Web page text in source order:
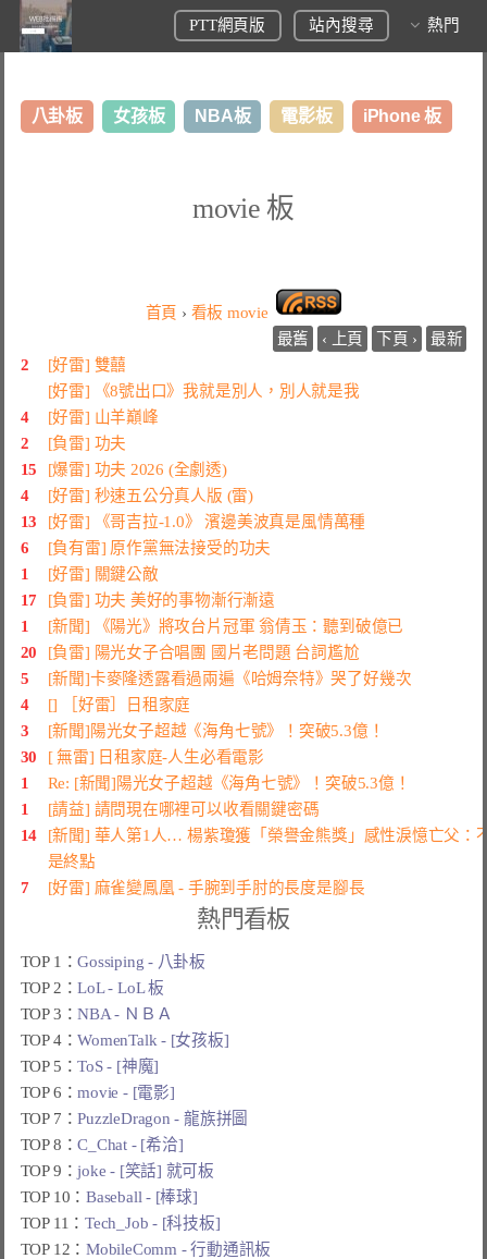
PTT網頁版 站內搜尋 熱門
八卦板 女孩板 NBA板 電影板 iPhone 板
movie 板
首頁 › 看板 movie
最舊
‹ 上頁 下頁 ›
最新
2
[好雷] 雙囍
[好雷] 《8號出口》我就是別人，別人就是我
4
[好雷] 山羊巔峰
2
[負雷] 功夫
15
[爆雷] 功夫 2026 (全劇透)
4
[好雷] 秒速五公分真人版 (雷)
13
[好雷] 《哥吉拉-1.0》 濱邊美波真是風情萬種
6
[負有雷] 原作黨無法接受的功夫
1
[好雷] 關鍵公敵
17
[負雷] 功夫 美好的事物漸行漸遠
1
[新聞] 《陽光》將攻台片冠軍 翁倩玉：聽到破億已
20
[負雷] 陽光女子合唱團 國片老問題 台詞尷尬
5
[新聞]卡麥隆透露看過兩遍《哈姆奈特》哭了好幾次
4
[] ［好雷］日租家庭
3
[新聞]陽光女子超越《海角七號》！突破5.3億！
30
[ 無雷] 日租家庭-人生必看電影
1
Re: [新聞]陽光女子超越《海角七號》！突破5.3億！
1
[請益] 請問現在哪裡可以收看關鍵密碼
14
[新聞] 華人第1人… 楊紫瓊獲「榮譽金熊獎」感性淚憶亡父：
是終點
7
[好雷] 麻雀變鳳凰 - 手腕到手肘的長度是腳長
熱門看板
TOP 1：Gossiping - 八卦板
TOP 2：LoL - LoL 板
TOP 3：NBA - ＮＢＡ
TOP 4：WomenTalk - [女孩板]
TOP 5：ToS - [神魔]
TOP 6：movie - [電影]
TOP 7：PuzzleDragon - 龍族拼圖
TOP 8：C_Chat - [希洽]
TOP 9：joke - [笑話] 就可板
TOP 10：Baseball - [棒球]
TOP 11：Tech_Job - [科技板]
TOP 12：MobileComm - 行動通訊板